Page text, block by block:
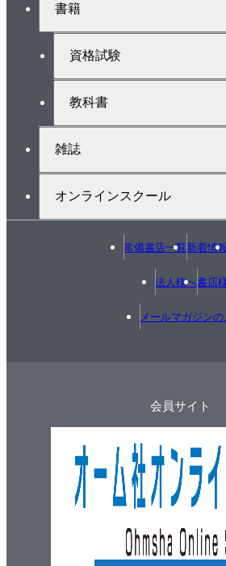
書籍
資格試験
教科書
雑誌
オンラインスクール
常備書店一覧新着情
法人様へ書店
メールマガジン
会員サイト